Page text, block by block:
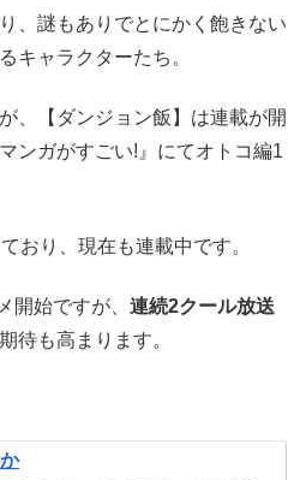
、謎もありでとにかく飽きない
キャラクターたち。
、【ダンジョン飯】は連載が開
ンガがすごい!』にてオトコ編1
おり、現在も連載中です。
開始ですが、 連続2クール放送
待も高まります。